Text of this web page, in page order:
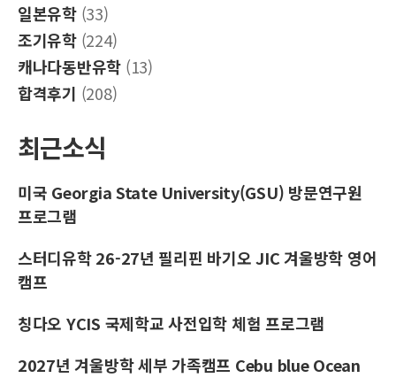
일본유학(33)
조기유학(224)
캐나다동반유학 (13)
합격후기 (208)
최근소식
미국 Georgia State University(GSU) 방문연구원
프로그램
스터디유학 26-27년 필리핀 바기오 JIC 겨울방학 영어
캠프
칭다오 YCIS 국제학교 사전입학 체험 프로그램
2027년 겨울방학 세부 가족캠프 Cebu blue Ocean